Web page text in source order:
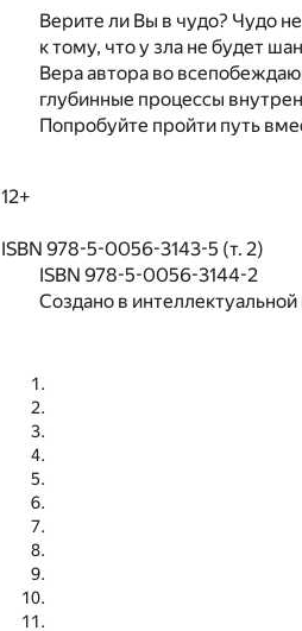
Верите ли Вы в чудо? Чудо
к тому, что у зла не будет
Вера автора во
глубинные процессы
Попробуйте пройти путь
12+
ISBN 978-5-0056-3143-5 (т. 2)
ISBN 978-5-0056-3144-2
Создано в